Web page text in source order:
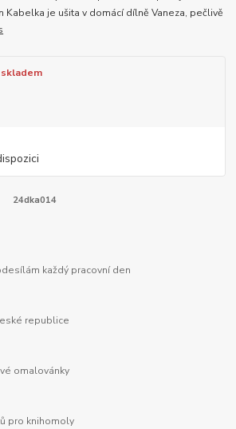
Kabelka je ušita v domácí dílně Vaneza, pečlivě
skladem
24dka014
každý pracovní den
republice
omalovánky
pro knihomoly